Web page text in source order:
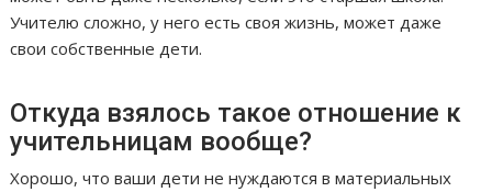
Учителю сложно, у него есть своя жизнь, может даже
свои собственные дети.
Откуда взялось такое отношение к
учительницам вообще?
Хорошо, что ваши дети не нуждаются в материальных